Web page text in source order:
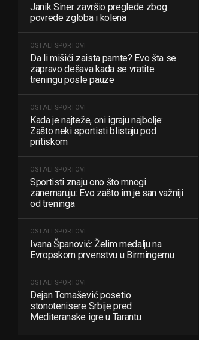
Janik Siner završio preglede zbog
povrede zgloba i kolena
OSTALI SPORTOVI
Da li mišići zaista pamte? Evo šta se
zapravo dešava kada se vratite
treningu posle pauze
OSTALI SPORTOVI
Kada je najteže, oni igraju najbolje:
Zašto neki sportisti blistaju pod
pritiskom
OSTALI SPORTOVI
Sportisti znaju ono što mnogi
zanemaruju: Evo zašto im je san važniji
od treninga
OSTALI SPORTOVI
Ivana Španović: Želim medalju na
Evropskom prvenstvu u Birmingemu
OSTALI SPORTOVI
Dejan Tomašević posetio
stonotenisere Srbije pred
Mediteranske igre u Tarantu